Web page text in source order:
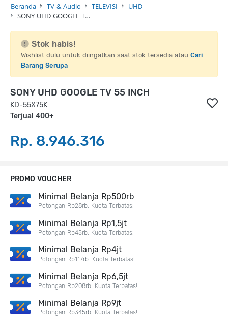
Beranda TV & Audio TELEVISI
UHD
SONY UHD GOOGLE T…
Stok habis!
Wishlist dulu untuk diingatkan saat stok tersedia atau Cari
Barang Serupa
SONY UHD GOOGLE TV 55 INCH
KD-55X75K
Terjual 400+
Rp. 8.946.316
PROMO VOUCHER
Minimal Belanja Rp500rb
Potongan Rp28rb. Kuota Terbatas!
Minimal Belanja Rp1,5jt
Potongan Rp45rb. Kuota Terbatas!
Minimal Belanja Rp4jt
Potongan Rp117rb. Kuota Terbatas!
Minimal Belanja Rp6,5jt
Potongan Rp208rb. Kuota Terbatas!
Minimal Belanja Rp9jt
Potongan Rp345rb. Kuota Terbatas!